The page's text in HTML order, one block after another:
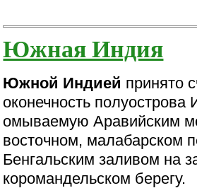
Южная Индия
Южной Индией принято
оконечность полуострова
омываемую Аравийским
восточном, малабарском
Бенгальским заливом на
коромандельском берегу.